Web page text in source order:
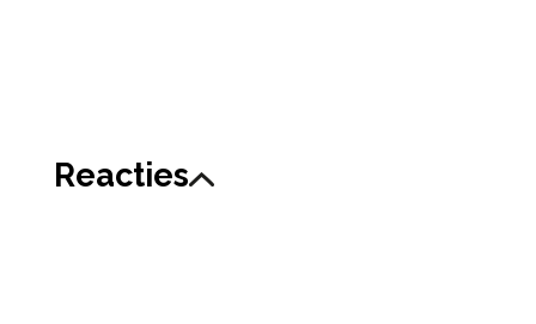
Reacties